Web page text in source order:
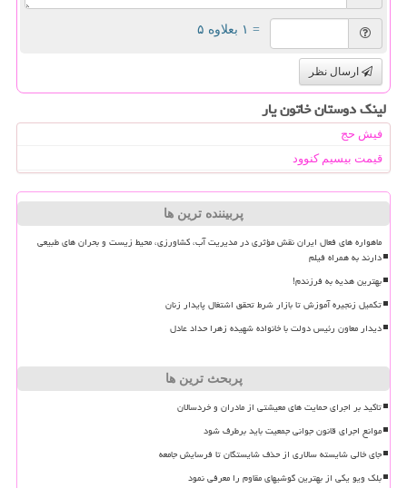
= ۱ بعلاوه ۵
ارسال نظر
لینک دوستان خاتون یار
فیش حج
قیمت بیسیم کنوود
پربیننده ترین ها
ماهواره های فعال ایران نقش مؤثری در مدیریت آب، کشاورزی، محیط زیست و بحران های طبیعی
دارند به همراه فیلم
بهترین هدیه به فرزندم!
تکمیل زنجیره آموزش تا بازار شرط تحقق اشتغال پایدار زنان
دیدار معاون رئیس دولت با خانواده شهیده زهرا حداد عادل
پربحث ترین ها
تاکید بر اجرای حمایت های معیشتی از مادران و خردسالان
موانع اجرای قانون جوانی جمعیت باید برطرف شود
جای خالی شایسته سالاری از حذف شایستگان تا فرسایش جامعه
بلک ویو یکی از بهترین گوشیهای مقاوم را معرفی نمود